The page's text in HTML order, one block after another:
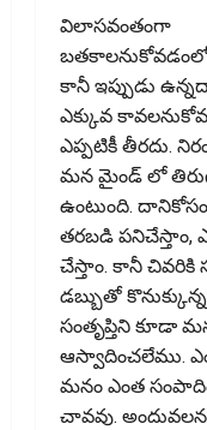
విలాసవంతంగా
బ‌తకాలనుకోవడంలో
కానీ ఇప్పుడు
ఎక్కువ
ఎప్పటికీ తీరదు.
మన మైండ్ లో
ఉంటుంది.
తరబడి పనిచేస్తాం,
చేస్తాం. కానీ చివరికి
డబ్బుతో
సంతృప్తిని కూడా
ఆస్వాదించ‌లేము.
మనం ఎంత
చావవు.